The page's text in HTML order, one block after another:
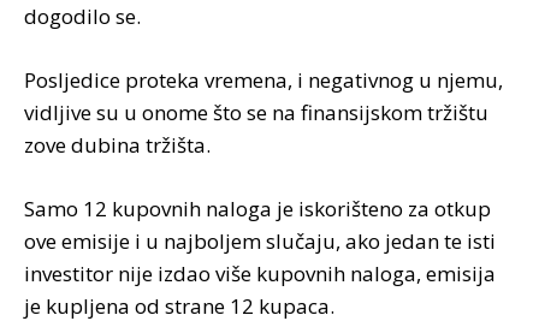
dogodilo se.
Posljedice proteka vremena, i negativnog u njemu,
vidljive su u onome što se na finansijskom tržištu
zove dubina tržišta.
Samo 12 kupovnih naloga je iskorišteno za otkup
ove emisije i u najboljem slučaju, ako jedan te isti
investitor nije izdao više kupovnih naloga, emisija
je kupljena od strane 12 kupaca.